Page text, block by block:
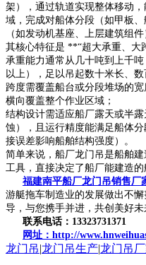
架），通过轨道实现整体移动
域，完成对船体分段（如甲板
（如发动机基座、上层建筑组
其核心特征是 **“超大承重、大
承重能力通常从几十吨到上千
以上），足以吊起数十米长、数
跨度需覆盖船台或分段堆场的
横向覆盖整个作业区域；
结构设计需适应船厂露天或半
蚀），且运行精度能满足船体
接误差影响船舶结构强度）。
简单来说，船厂龙门吊是船舶建
工具，直接决定了船厂能建造的
福建南平船厂龙门吊销售厂
游艇拖车制造业的发展做出不
导，与您携手并进，共创美好未
联系电话：13323731371
网址：http://
龙门吊|龙门吊生产|龙门吊